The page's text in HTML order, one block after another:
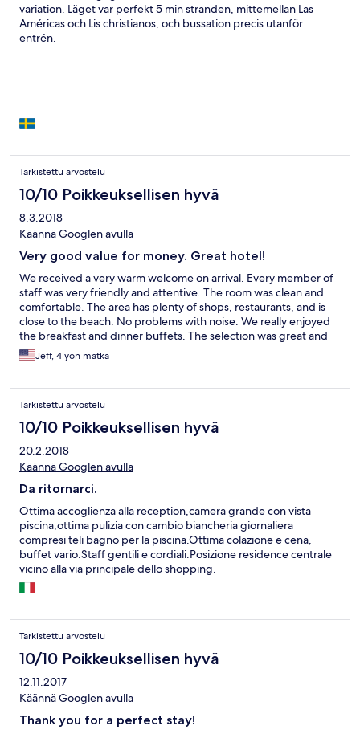
variation. Läget var perfekt 5 min stranden, mittemellan Las
Américas och Lis christianos, och bussation precis utanför
entrén.
Tarkistettu arvostelu
10/10 Poikkeuksellisen hyvä
8.3.2018
Käännä Googlen avulla
Very good value for money. Great hotel!
We received a very warm welcome on arrival. Every member of
staff was very friendly and attentive. The room was clean and
comfortable. The area has plenty of shops, restaurants, and is
close to the beach. No problems with noise. We really enjoyed
the breakfast and dinner buffets. The selection was great and
varied each day. The food was delicious. All in all a wonderful
stay. More than I was expecting. I would definitely stay again in
Jeff, 4 yön matka
Tarkistettu arvostelu
10/10 Poikkeuksellisen hyvä
20.2.2018
Käännä Googlen avulla
Da ritornarci.
Ottima accoglienza alla reception,camera grande con vista
piscina,ottima pulizia con cambio biancheria giornaliera
compresi teli bagno per la piscina.Ottima colazione e cena,
buffet vario.Staff gentili e cordiali.Posizione residence centrale
vicino alla via principale dello shopping.
Tarkistettu arvostelu
10/10 Poikkeuksellisen hyvä
12.11.2017
Käännä Googlen avulla
Thank you for a perfect stay!